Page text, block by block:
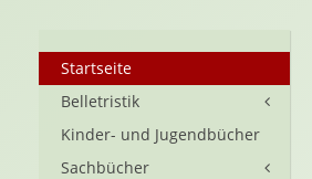
Startseite
Belletristik
Kinder- und Jugendbücher
Sachbücher